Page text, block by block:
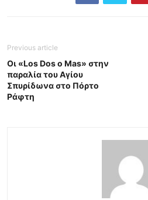
Previous article
Οι «Los Dos o Mas» στην
παραλία του Αγίου
Σπυρίδωνα στο Πόρτο
Ράφτη